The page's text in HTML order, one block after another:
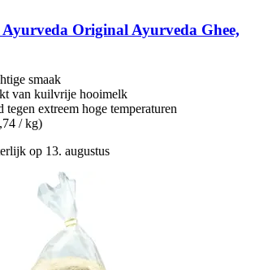
Original Ayurveda Ghee,
smaak
van kuilvrije hooimelk
tegen extreem hoge temperaturen
/ kg)
op 13. augustus